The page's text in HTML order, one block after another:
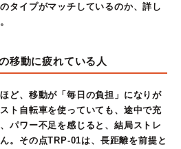
タイプがマッチしているのか、詳し
移動に疲れている人
ど、移動が「毎日の負担」になりが
ト自転車を使っていても、途中で充
パワー不足を感じると、結局ストレ
。その点TRP-01は、長距離を前提と